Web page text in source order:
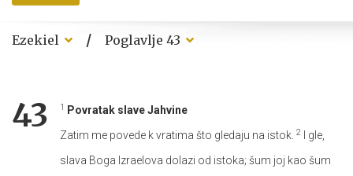
Ezekiel / Poglavlje 43
43 1
Povratak slave Jahvine
Zatim me povede k vratima što gledaju na istok. 2
I gle,
slava Boga Izraelova dolazi od istoka; šum joj kao šum